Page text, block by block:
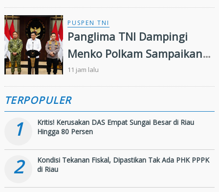
Mismatch Lulusan
PUSPEN TNI
Panglima TNI Dampingi
Menko Polkam Sampaikan
Imbauan Jaga Kondusivitas
Bangsa
11 jam lalu
TERPOPULER
1
Kritis! Kerusakan DAS Empat Sungai Besar di Riau
Hingga 80 Persen
2
Kondisi Tekanan Fiskal, Dipastikan Tak Ada PHK PPPK
di Riau